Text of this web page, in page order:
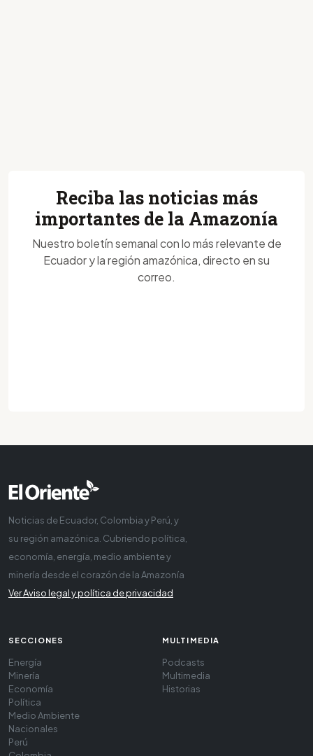
Reciba las noticias más
importantes de la Amazonía
Nuestro boletín semanal con lo más relevante de
Ecuador y la región amazónica, directo en su
correo.
Noticias de Ecuador, Colombia y Perú, y
su región amazónica. Cubriendo política,
economía, energía, medio ambiente y
minería desde el corazón de la Amazonía
Ver Aviso legal y política de privacidad
SECCIONES
Energía
Minería
Economía
Política
Medio Ambiente
Nacionales
Perú
MULTIMEDIA
Podcasts
Multimedia
Historias